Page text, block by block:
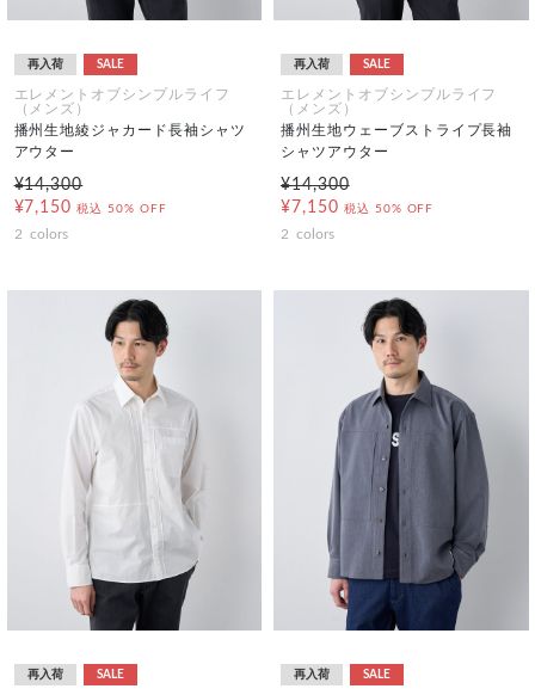
再入荷 SALE
エレメントオブシンプルライフ
（メンズ）
播州生地綾ジャカード長袖シャツ
アウター
¥14,300
¥7,150 税込 50% OFF
2 colors
再入荷 SALE
エレメントオブシンプルライフ
（メンズ）
播州生地ウェーブストライプ長袖
シャツアウター
¥14,300
¥7,150 税込 50% OFF
2 colors
再入荷 SALE 再入荷 SALE